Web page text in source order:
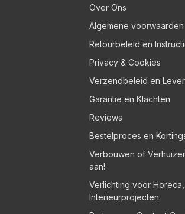
Over Ons
Algemene voorwaarden
Retourbeleid en
Privacy & Cookies
Verzendbeleid en
Garantie en Klachten
Reviews
Bestelproces en
Verbouwen of
aan!
Verlichting voor
Interieurprojecten